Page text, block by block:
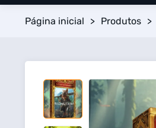
Página inicial > Produtos >